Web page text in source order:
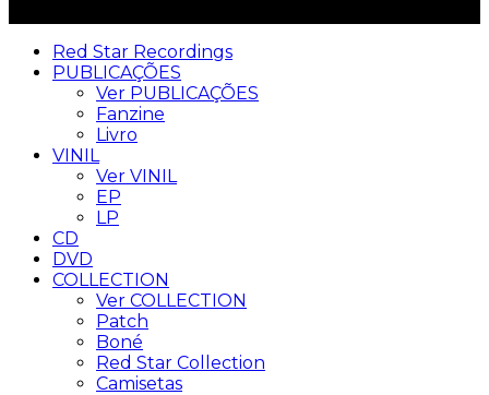
Red Star Recordings
PUBLICAÇÕES
Ver PUBLICAÇÕES
Fanzine
Livro
VINIL
Ver VINIL
EP
LP
CD
DVD
COLLECTION
Ver COLLECTION
Patch
Boné
Red Star Collection
Camisetas